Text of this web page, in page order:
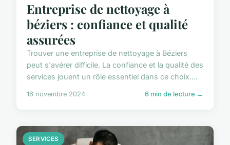
Entreprise de nettoyage à
béziers : confiance et qualité
assurées
Trouver une entreprise de nettoyage à Béziers
peut s'avérer difficile. La confiance et la qualité des
services jouent un rôle essentiel dans ce choix....
16 novembre 2024 6 min de lecture →
SERVICES